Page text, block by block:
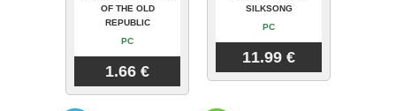
OF THE OLD
REPUBLIC
PC
1.66 €
SILKSONG
PC
11.99 €